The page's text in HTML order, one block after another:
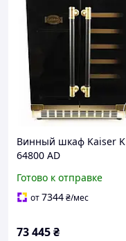
Винный шкаф Kaiser K
64800 AD
Готово к отправке
от7344₴/мес
73 445₴